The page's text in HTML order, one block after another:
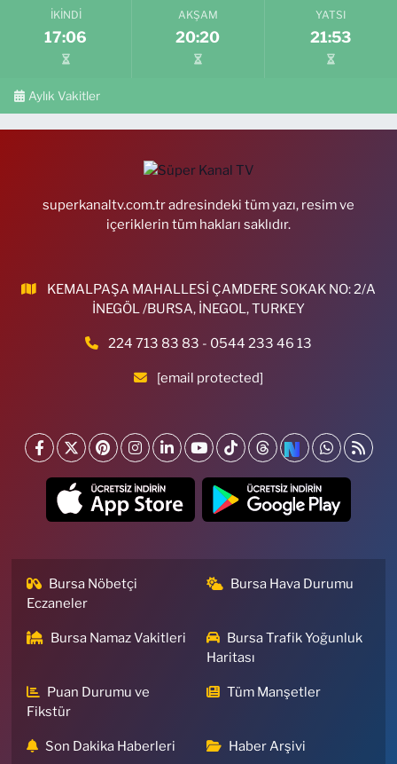
İKINDI
17:06
AKŞAM
20:20
YATSI
21:53
Aylık Vakitler
superkanaltv.com.tr adresindeki tüm yazı, resim ve
içeriklerin tüm hakları saklıdır.
KEMALPAŞA MAHALLESİ ÇAMDERE SOKAK NO: 2/A
İNEGÖL /BURSA, İNEGOL, TURKEY
224 713 83 83 - 0544 233 46 13
[email protected]
Bursa Nöbetçi
Eczaneler
Bursa Hava Durumu
Bursa Namaz Vakitleri
Bursa Trafik Yoğunluk
Haritası
Puan Durumu ve
Fikstür
Tüm Manşetler
Son Dakika Haberleri Haber Arşivi